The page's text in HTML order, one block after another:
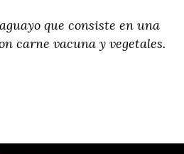
que consiste en una
carne vacuna y vegetales.